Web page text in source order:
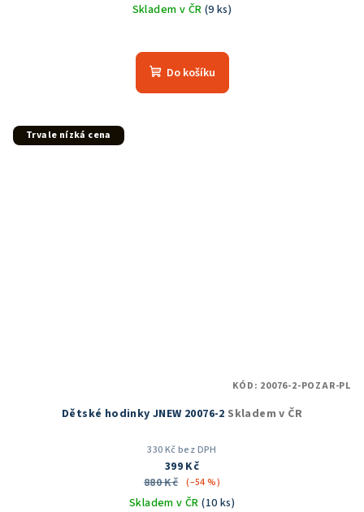
Skladem v ČR (9 ks)
Do košíku
Trvale nízká cena
Dětské hodinky JNEW 20076-2 Skladem v ČR
330 Kč bez DPH
399 Kč
880 Kč (–54 %)
Skladem v ČR(10 ks)
KÓD: 20076-2-POZAR-PL